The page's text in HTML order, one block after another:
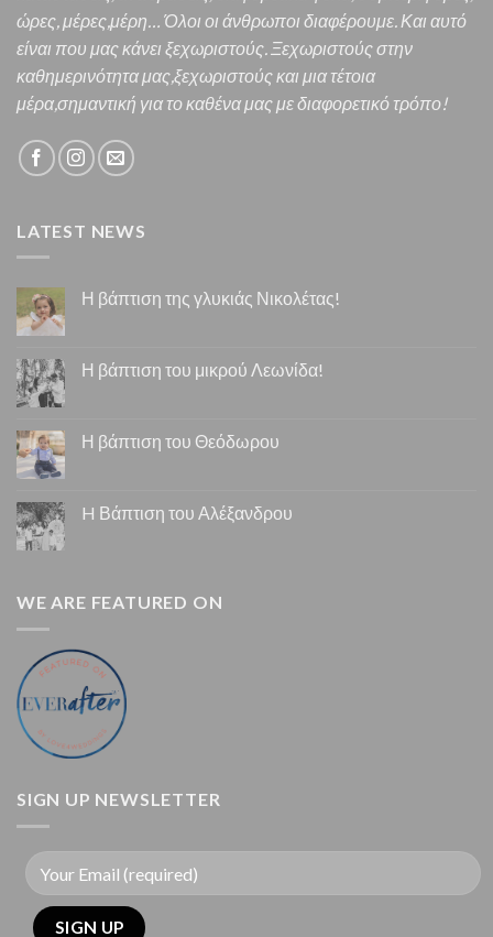
ώρες, μέρες,μέρη… Όλοι οι άνθρωποι διαφέρουμε. Και αυτό
είναι που μας κάνει ξεχωριστούς. Ξεχωριστούς στην
καθημερινότητα μας,ξεχωριστούς και μια τέτοια
μέρα,σημαντική για το καθένα μαςμε διαφορετικό τρόπο!
LATEST NEWS
Η βάπτιση της γλυκιάς Νικολέτας!
Η βάπτιση του μικρού Λεωνίδα!
Η βάπτιση του Θεόδωρου
H Βάπτιση του Αλέξανδρου
WE ARE FEATURED ON
SIGN UP NEWSLETTER